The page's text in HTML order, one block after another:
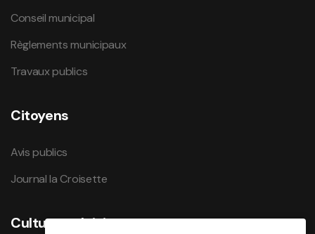
Conseil municipal
Règlements municipaux
Travaux publics
Citoyens
Avis publics
Journal la Croisette
Culture et loisirs